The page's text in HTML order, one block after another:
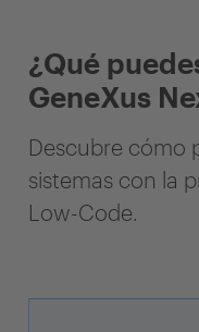
¿Qué
GeneXus
Descubre cómo
sistemas con la
Low-Code.